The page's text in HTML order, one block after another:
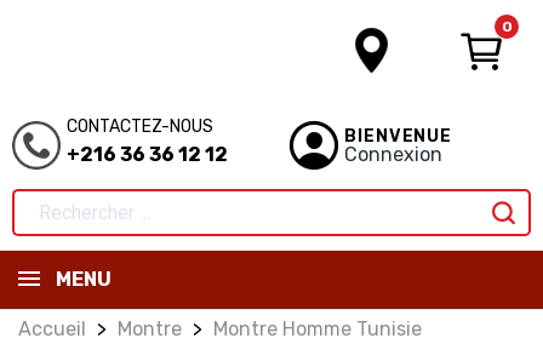
0
CONTACTEZ-NOUS
+216 36 36 12 12
BIENVENUE
Connexion
MENU
Accueil Montre Montre Homme Tunisie